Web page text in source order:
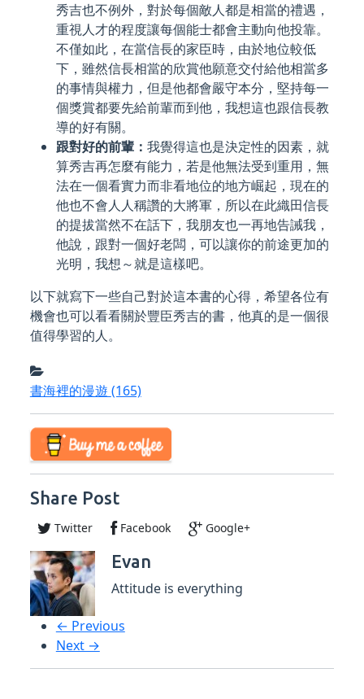
秀吉也不例外，對於每個敵人都是相當的禮遇，
重視人才的程度讓每個能士都會主動向他投靠。
不僅如此，在當信長的家臣時，由於地位較低
下，雖然信長相當的欣賞他願意交付給他相當多
的事情與權力，但是他都會嚴守本分，堅持每一
個獎賞都要先給前輩而到他，我想這也跟信長教
導的好有關。
跟對好的前輩： 我覺得這也是決定性的因素，就
算秀吉再怎麼有能力，若是他無法受到重用，無
法在一個看實力而非看地位的地方崛起，現在的
他也不會人人稱讚的大將軍，所以在此織田信長
的提拔當然不在話下，我朋友也一再地告誡我，
他說，跟對一個好老闆，可以讓你的前途更加的
光明，我想～就是這樣吧。
以下就寫下一些自己對於這本書的心得，希望各位有
機會也可以看看關於豐臣秀吉的書，他真的是一個很
值得學習的人。
書海裡的漫遊 (165)
Share Post
Twitter Facebook Google+
Evan
Attitude is everything
← Previous
Next →